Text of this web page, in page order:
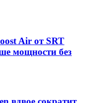
Air от SRT
мощности без